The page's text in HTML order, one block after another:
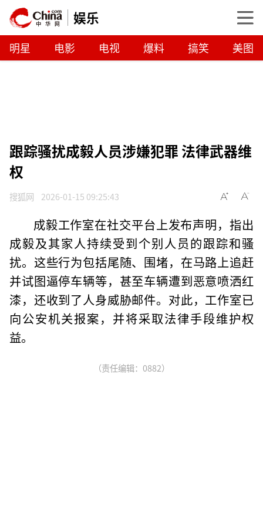
娱乐
明星 电影 电视 爆料 搞笑 美图
跟踪骚扰成毅人员涉嫌犯罪 法律武器维
权
搜狐网 2026-01-15 09:25:43
成毅工作室在社交平台上发布声明，指出
成毅及其家人持续受到个别人员的跟踪和骚
扰。这些行为包括尾随、围堵，在马路上追赶
并试图逼停车辆等，甚至车辆遭到恶意喷洒红
漆，还收到了人身威胁邮件。对此，工作室已
向公安机关报案，并将采取法律手段维护权
益。
（责任编辑：0882）